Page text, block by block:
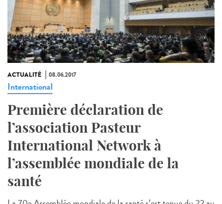
ACTUALITÉ 08.06.2017
International
Première déclaration de
l’association Pasteur
International Network à
l’assemblée mondiale de la
santé